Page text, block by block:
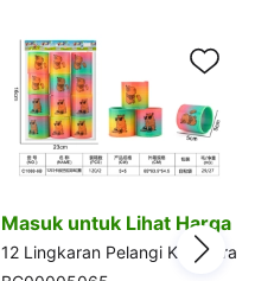
Masuk untuk Lihat Harga
12 Lingkaran Pelangi Kapibara